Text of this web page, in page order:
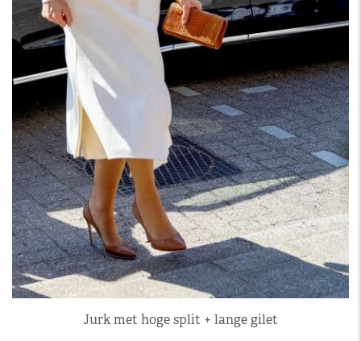
Jurk met hoge split + lange gilet